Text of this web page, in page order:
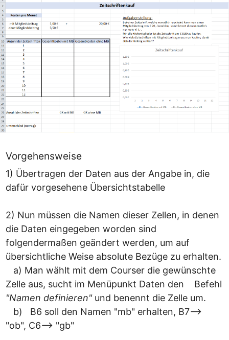
Vorgehensweise
1) Übertragen der Daten aus der Angabe in, die
dafür vorgesehene Übersichtstabelle
2) Nun müssen die Namen dieser Zellen, in denen
die Daten eingegeben worden sind
folgendermaßen geändert werden, um auf
übersichtliche Weise absolute Bezüge zu erhalten.
Zelle aus, sucht im Menüpunkt Daten den    ﻿Befehl
"Namen definieren" und benennt die Zelle um.
"ob", C6--> "gb"